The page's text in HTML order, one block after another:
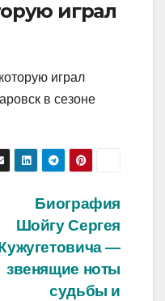
играл
играл
в сезоне
Биография
Шойгу Сергея
—
звенящие ноты
судьбы и